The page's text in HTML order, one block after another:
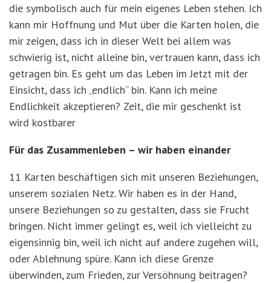
die symbolisch auch für mein eigenes Leben stehen. Ich
kann mir Hoffnung und Mut über die Karten holen, die
mir zeigen, dass ich in dieser Welt bei allem was
schwierig ist, nicht alleine bin, vertrauen kann, dass ich
getragen bin. Es geht um das Leben im Jetzt mit der
Einsicht, dass ich „endlich“ bin. Kann ich meine
Endlichkeit akzeptieren? Zeit, die mir geschenkt ist
wird kostbarer
Für das Zusammenleben – wir haben einander
11 Karten beschäftigen sich mit unseren Beziehungen,
unserem sozialen Netz. Wir haben es in der Hand,
unsere Beziehungen so zu gestalten, dass sie Frucht
bringen. Nicht immer gelingt es, weil ich vielleicht zu
eigensinnig bin, weil ich nicht auf andere zugehen will,
oder Ablehnung spüre. Kann ich diese Grenze
überwinden, zum Frieden, zur Versöhnung beitragen?